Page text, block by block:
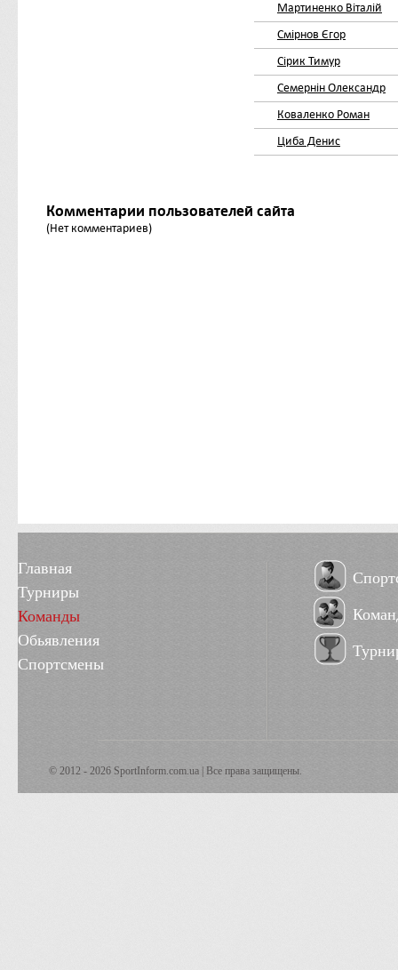
Мартиненко Віталій
Смірнов Єгор
Сірик Тимур
Семернін Олександр
Коваленко Роман
Циба Денис
Комментарии пользователей сайта
(Нет комментариев)
Главная
Турниры
Команды
Обьявления
Спортсмены
© 2012 - 2026 SportInform.com.ua | Все права защищены.